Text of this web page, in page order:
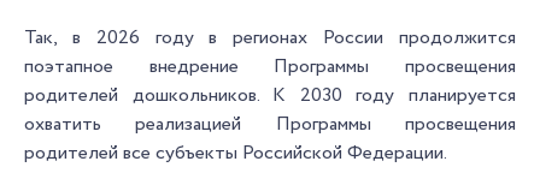
Так, в 2026 году в регионах России продолжится
поэтапное внедрение Программы просвещения
родителей дошкольников. К 2030 году планируется
охватить реализацией Программы просвещения
родителей все субъекты Российской Федерации.